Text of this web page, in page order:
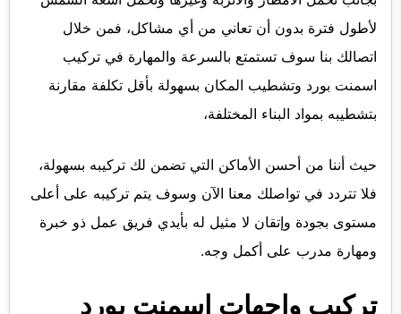
لأطول فترة بدون أن تعاني من أي مشاكل، فمن خلال
اتصالك بنا سوف تستمتع بالسرعة والمهارة في تركيب
اسمنت بورد وتشطيب المكان بسهولة بأقل تكلفة مقارنة
بتشطيبه بمواد البناء المختلفة،
حيث أننا من أحسن الأماكن التي تضمن لك تركيبه بسهولة،
فلا تتردد في تواصلك معنا الآن وسوف يتم تركيبه على أعلى
مستوى بجودة وإتقان لا مثيل له بأيدي فريق عمل ذو خبرة
ومهارة مدرب على أكمل وجه.
تركيب واجهات اسمنت بورد